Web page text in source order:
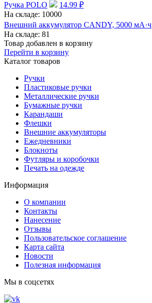
Ручка POLO
14.99 ₽
На складе: 10000
Внешний аккумулятор CANDY, 5000 мА·ч
На складе: 81
Товар добавлен в корзину
Перейти в корзину
Каталог товаров
Ручки
Пластиковые ручки
Металлические ручки
Бумажные ручки
Карандаши
Флешки
Внешние аккумуляторы
Ежедневники
Блокноты
Футляры и коробочки
Печать на одежде
Информация
О компании
Контакты
Нанесение
Отзывы
Пользовательское соглашение
Карта сайта
Новости
Полезная информация
Мы в соцсетях